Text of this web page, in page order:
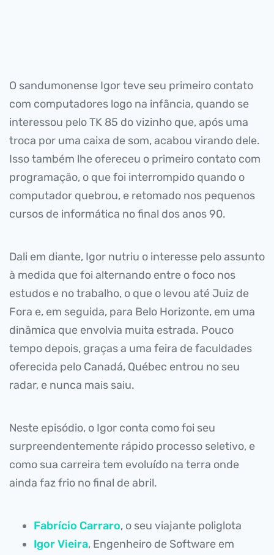
O sandumonense Igor teve seu primeiro contato
com computadores logo na infância, quando se
interessou pelo TK 85 do vizinho que, após uma
troca por uma caixa de som, acabou virando dele.
Isso também lhe ofereceu o primeiro contato com
programação, o que foi interrompido quando o
computador quebrou, e retomado nos pequenos
cursos de informática no final dos anos 90.
Dali em diante, Igor nutriu o interesse pelo assunto
à medida que foi alternando entre o foco nos
estudos e no trabalho, o que o levou até Juiz de
Fora e, em seguida, para Belo Horizonte, em uma
dinâmica que envolvia muita estrada. Pouco
tempo depois, graças a uma feira de faculdades
oferecida pelo Canadá, Québec entrou no seu
radar, e nunca mais saiu.
Neste episódio, o Igor conta como foi seu
surpreendentemente rápido processo seletivo, e
como sua carreira tem evoluído na terra onde
ainda faz frio no final de abril.
Fabrício Carraro, o seu viajante poliglota
Igor Vieira, Engenheiro de Software em